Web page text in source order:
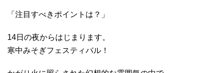
「注目すべきポイントは？」
14日の夜からはじまります。
寒中みそぎフェスティバル！